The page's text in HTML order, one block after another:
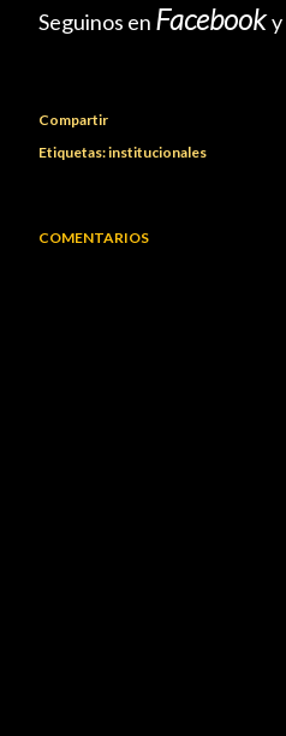
Seguinos en Facebooky
Compartir
Etiquetas:institucionales
COMENTARIOS